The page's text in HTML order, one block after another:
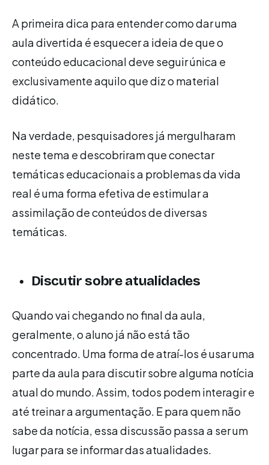
A primeira dica para entender como dar uma
aula divertida é esquecer a ideia de que o
conteúdo educacional deve seguir única e
exclusivamente aquilo que diz o material
didático.
Na verdade, pesquisadores já mergulharam
neste tema e descobriram que conectar
temáticas educacionais a problemas da vida
real é uma forma efetiva de estimular a
assimilação de conteúdos de diversas
temáticas.
Discutir sobre atualidades
Quando vai chegando no final da aula,
geralmente, o aluno já não está tão
concentrado. Uma forma de atraí-los é usar uma
parte da aula para discutir sobre alguma notícia
atual do mundo. Assim, todos podem interagir e
até treinar a argumentação. E para quem não
sabe da notícia, essa discussão passa a ser um
lugar para se informar das atualidades.